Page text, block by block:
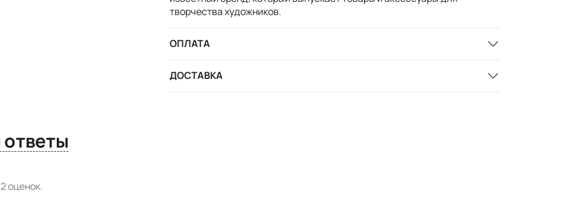
творчества художников.
ОПЛАТА
ДОСТАВКА
Вопросы и ответы
2оценок.